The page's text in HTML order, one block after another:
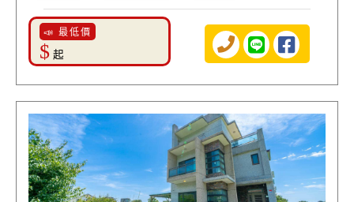
📣 最低價
$ 起